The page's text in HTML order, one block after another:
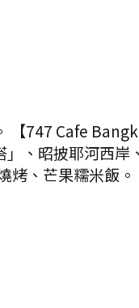
【747 Cafe
、昭披耶河西岸
烤、芒果糯米飯。